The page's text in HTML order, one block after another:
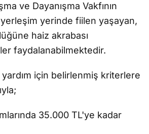
ve Dayanışma Vakfının
yerinde fiilen yaşayan,
haiz akrabası
faydalanabilmektedir.
için belirlenmiş kriterlere
35.000 TL'ye kadar